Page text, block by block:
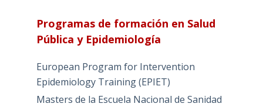
Programas de formación en Salud
Pública y Epidemiología
European Program for Intervention
Epidemiology Training (EPIET)
Masters de la Escuela Nacional de Sanidad